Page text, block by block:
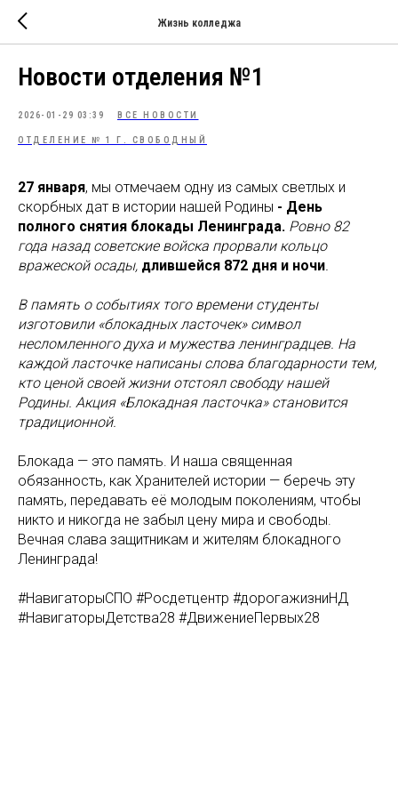
Жизнь колледжа
Новости отделения №1
2026-01-29 03:39 ВСЕ НОВОСТИ
ОТДЕЛЕНИЕ № 1 Г. СВОБОДНЫЙ
27 января, мы отмечаем одну из самых светлых и
скорбных дат в истории нашей Родины - День
полного снятия блокады Ленинграда. Ровно 82
года назад советские войска прорвали кольцо
вражеской осады, длившейся 872 дня и ночи.
В память о событиях того времени студенты
изготовили «блокадных ласточек» символ
несломленного духа и мужества ленинградцев. На
каждой ласточке написаны слова благодарности тем,
кто ценой своей жизни отстоял свободу нашей
Родины. Акция «Блокадная ласточка» становится
традиционной.
Блокада — это память. И наша священная
обязанность, как Хранителей истории — беречь эту
память, передавать её молодым поколениям, чтобы
никто и никогда не забыл цену мира и свободы.
Вечная слава защитникам и жителям блокадного
Ленинграда!
#НавигаторыСПО #Росдетцентр #дорогажизниНД
#НавигаторыДетства28 #ДвижениеПервых28